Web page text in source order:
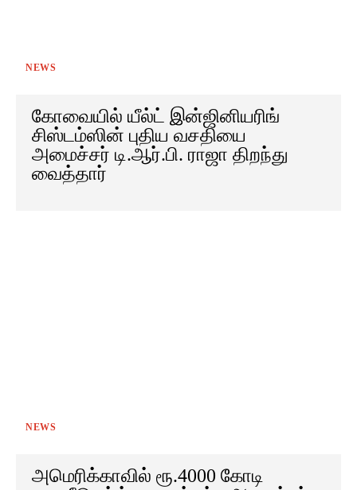
NEWS
கோவையில் யீல்ட் இன்ஜினியரிங்
சிஸ்டம்ஸின் புதிய வசதியை
அமைச்சர் டி.ஆர்.பி. ராஜா திறந்து
வைத்தார்
NEWS
அமெரிக்காவில் ரூ.4000 கோடி